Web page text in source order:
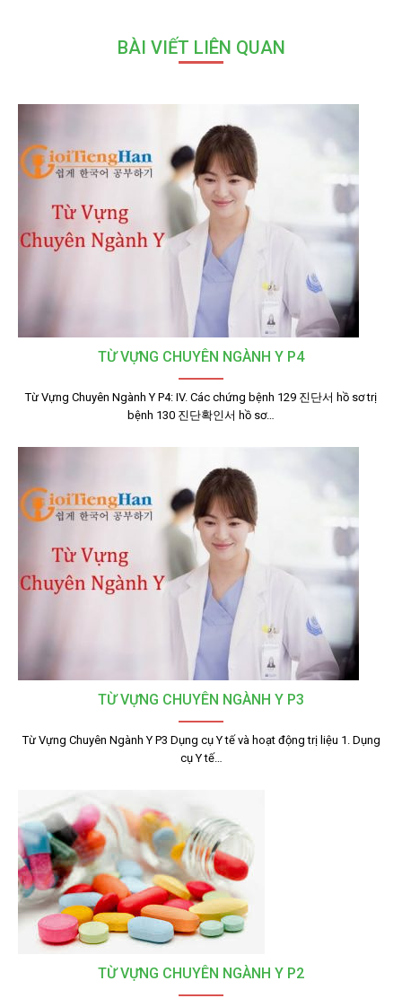
BÀI VIẾT LIÊN QUAN
TỪ VỰNG CHUYÊN NGÀNH Y P4
Từ Vựng Chuyên Ngành Y P4: IV. Các chứng bệnh 129 진단서 hồ sơ trị
bệnh 130 진단확인서 hồ sơ…
TỪ VỰNG CHUYÊN NGÀNH Y P3
Từ Vựng Chuyên Ngành Y P3 Dụng cụ Y tế và hoạt động trị liệu 1. Dụng
cụ Y tế…
TỪ VỰNG CHUYÊN NGÀNH Y P2